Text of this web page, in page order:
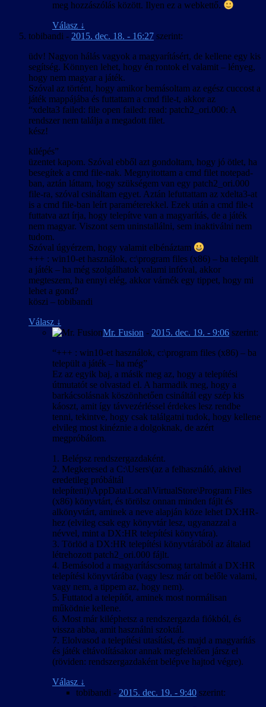
meg hozzászólás között. Ilyen ez a webkettő.
Válasz ↓
tobibandi - 2015. dec. 18. - 16:27 szerint:
üdv! Nagyon hálás vagyok a magyarításért, de kellene egy kis
segítség. Könnyen lehet, hogy én rontok el valamit – lényeg,
hogy nem magyar a játék.
Szóval az történt, hogy amikor bemásoltam az egész cuccost a
játék mappájába és futtattam a cmd file-t, akkor az
“xdelta3 failed: file open failed: read: patch2_ori.000: A
rendszer nem találja a megadott filet.
kész!
kilépés”
üzentet kapom. Szóval ebből azt gondoltam, hogy jó ötlet, ha
besegítek a cmd file-nak. Megnyitottam a cmd filet notepad-
ban, aztán láttam, hogy szükségem van egy patch2_ori.000
file-ra, szóval csináltam egyet. Aztán lefuttattam az xdelta3-at
is a cmd file-ban leírt paraméterekkel. Ezek után a cmd file-t
futtatva azt írja, hogy telepítve van a magyarítás, de a játék
nem magyar. Viszont sem uninstallálni, sem inaktiválni nem
tudom.
Szóval úgyérzem, hogy valamit elbénáztam
+++ : win10-et használok, c:\program files (x86) – ba települt
a játék – ha még szolgálhatok valami infóval, akkor
megteszem, ha ennyi elég, akkor várnék egy tippet, hogy mi
lehet a gond?
köszi – tobibandi
Válasz ↓
Mr. Fusion - 2015. dec. 19. - 9:06 szerint:
“+++ : win10-et használok, c:\program files (x86) – ba
települt a játék – ha még”
Ez az egyik baj, a másik meg az, hogy a telepítési
útmutatót se olvastad el. A harmadik meg, hogy a
barkácsolásnak köszönhetően csináltál egy szép kis
káoszt, amit így távvezérléssel érdekes lesz rendbe
tenni, tekintve, hogy csak találgatni tudok, hogy kellene
elvileg most kinéznie a dolgoknak, de azért
megpróbálom.
1. Belépsz rendszergazdaként.
2. Megkeresed a C:\Users\(az a felhasználó, akivel
eredetileg próbáltál
telepíteni)\AppData\Local\VirtualStore\Program Files
(x86) könyvtárt, és törölsz onnan minden fájlt és
alkönyvtárt, aminek a neve alapján köze lehet DX:HR-
hez (elvileg csak egy könyvtár lesz, ugyanazzal a
névvel, mint a DX:HR telepítési könyvtára).
3. Törlöd a DX:HR telepítési könyvtárából az általad
létrehozott patch2_ori.000 fájlt.
4. Bemásolod a magyarításcsomag tartalmát a DX:HR
telepítési könyvtárába (vagy lesz már ott belőle valami,
vagy nem, a tippem az, hogy nem).
5. Futtatod a telepítőt, aminek most normálisan
működnie kellene.
6. Most már kiléphetsz a rendszergazda fiókból, és
vissza abba, amit használni szoktál.
7. Elolvasod a telepítési utasítást, és majd a magyarítás
és játék eltávolításakor annak megfelelően jársz el
(röviden: rendszergazdaként belépve hajtod végre).
Válasz ↓
tobibandi - 2015. dec. 19. - 9:40 szerint: